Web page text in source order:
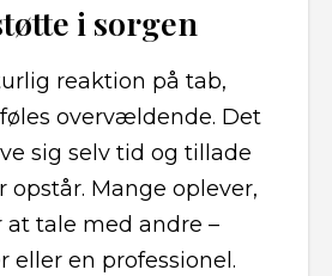
i sorgen
reaktion på tab,
overvældende. Det
sig selv tid og tillade
opstår. Mange oplever,
tale med andre –
eller en professionel.